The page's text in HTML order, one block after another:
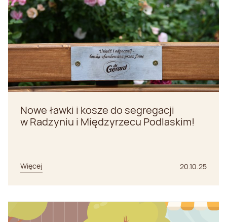
Nowe ławki i kosze do segregacji
w Radzyniu i Międzyrzecu Podlaskim!
Więcej 20.10.25